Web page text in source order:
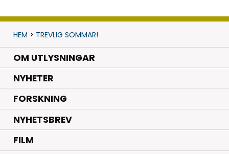
HEM > TREVLIG SOMMAR!
OM UTLYSNINGAR
NYHETER.
FORSKNING.
NYHETSBREV
FILM